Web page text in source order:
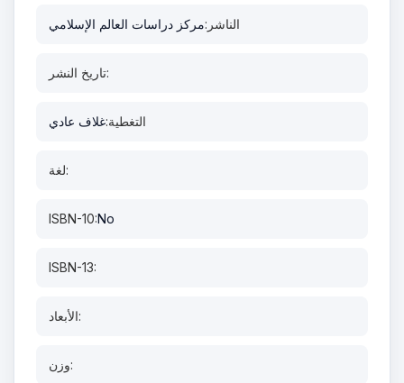
الناشر:مركز دراسات العالم الإسلامي
تاريخ النشر:
التغطية:غلاف عادي
لغة:
ISBN-10:No
ISBN-13:
الأبعاد:
وزن: